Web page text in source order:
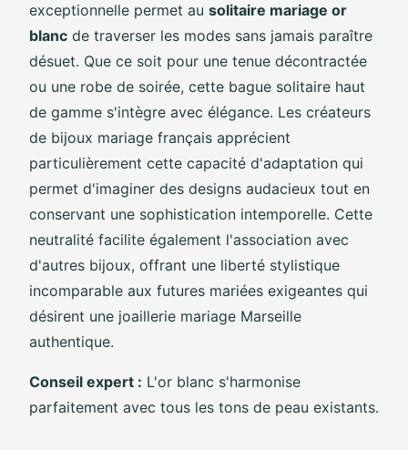
exceptionnelle permet au solitaire mariage or
blanc de traverser les modes sans jamais paraître
désuet. Que ce soit pour une tenue décontractée
ou une robe de soirée, cette bague solitaire haut
de gamme s'intègre avec élégance. Les créateurs
de bijoux mariage français apprécient
particulièrement cette capacité d'adaptation qui
permet d'imaginer des designs audacieux tout en
conservant une sophistication intemporelle. Cette
neutralité facilite également l'association avec
d'autres bijoux, offrant une liberté stylistique
incomparable aux futures mariées exigeantes qui
désirent une joaillerie mariage Marseille
authentique.
Conseil expert : L'or blanc s'harmonise
parfaitement avec tous les tons de peau existants.